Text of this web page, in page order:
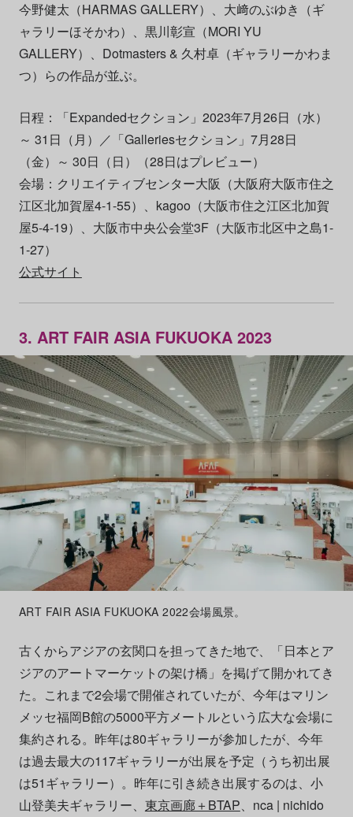
今野健太（HARMAS GALLERY）、大﨑のぶゆき（ギ
ャラリーほそかわ）、黒川彰宣（MORI YU
GALLERY）、Dotmasters & 久村卓（ギャラリーかわま
つ）らの作品が並ぶ。
日程：「Expandedセクション」2023年7月26日（水）
～ 31日（月）／「Galleriesセクション」7月28日
（金）～ 30日（日）（28日はプレビュー）
会場：クリエイティブセンター大阪（大阪府大阪市住之
江区北加賀屋4-1-55）、kagoo（大阪市住之江区北加賀
屋5-4-19）、大阪市中央公会堂3F（大阪市北区中之島1-
1-27）
公式サイト
3. ART FAIR ASIA FUKUOKA 2023
ART FAIR ASIA FUKUOKA 2022会場風景。
古くからアジアの玄関口を担ってきた地で、「日本とア
ジアのアートマーケットの架け橋」を掲げて開かれてき
た。これまで2会場で開催されていたが、今年はマリン
メッセ福岡B館の5000平方メートルという広大な会場に
集約される。昨年は80ギャラリーが参加したが、今年
は過去最大の117ギャラリーが出展を予定（うち初出展
は51ギャラリー）。昨年に引き続き出展するのは、小
山登美夫ギャラリー、 東京画廊＋BTAP、nca | nichido